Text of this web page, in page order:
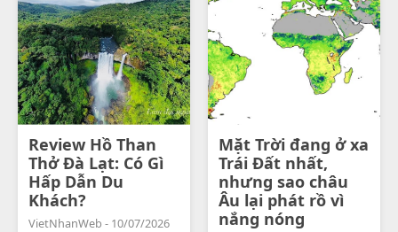
Review Hồ Than
Thở Đà Lạt: Có Gì
Hấp Dẫn Du
Khách?
VietNhanWeb - 10/07/2026
Mặt Trời đang ở xa
Trái Đất nhất,
nhưng sao châu
Âu lại phát rồ vì
nắng nóng